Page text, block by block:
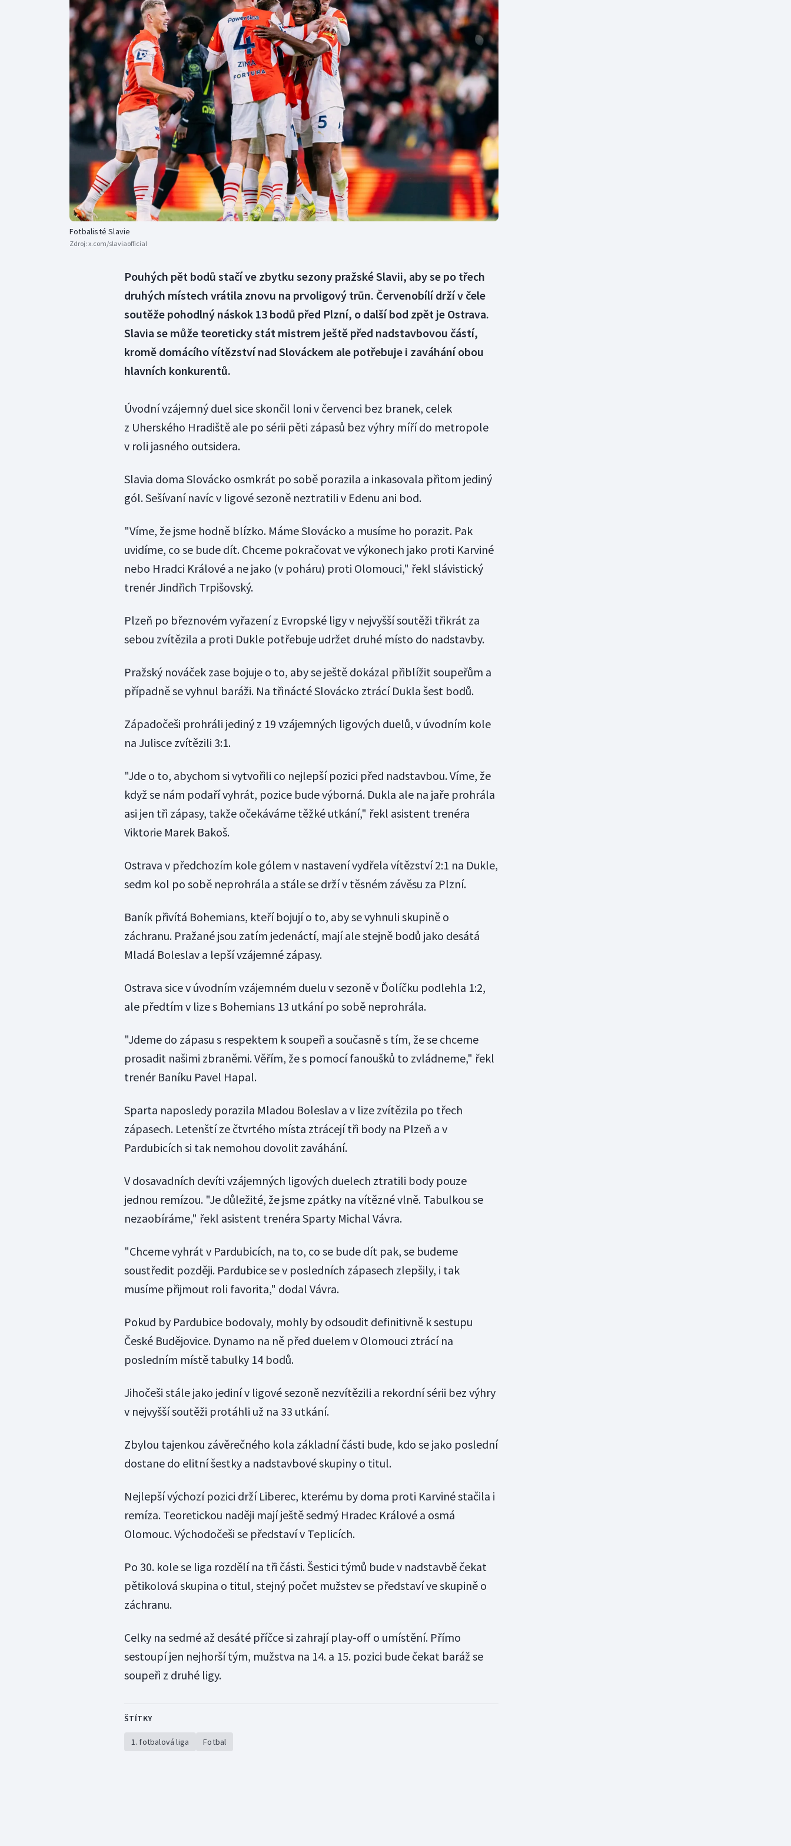
Curling
Dostihy
Florbal
Futsal
Golf
Gymnastika
Moderní pětiboj
Motorsport
Olympijské hry
Parasport
Plavání
Plážový volejbal
Triatlon
Veslování
Vodní slalom
Volejbal
Ostatní
Fotbalisté Slavie
Zdroj: x.com/slaviaofficial
Pouhých pět bodů stačí ve zbytku sezony pražské Slavii, aby se po třech
druhých místech vrátila znovu na prvoligový trůn. Červenobílí drží v čele
soutěže pohodlný náskok 13 bodů před Plzní, o další bod zpět je Ostrava.
Slavia se může teoreticky stát mistrem ještě před nadstavbovou částí,
kromě domácího vítězství nad Slováckem ale potřebuje i zaváhání obou
hlavních konkurentů.
Úvodní vzájemný duel sice skončil loni v červenci bez branek, celek
z Uherského Hradiště ale po sérii pěti zápasů bez výhry míří do metropole
v roli jasného outsidera.
Slavia doma Slovácko osmkrát po sobě porazila a inkasovala přitom jediný
gól. Sešívaní navíc v ligové sezoně neztratili v Edenu ani bod.
"Víme, že jsme hodně blízko. Máme Slovácko a musíme ho porazit. Pak
uvidíme, co se bude dít. Chceme pokračovat ve výkonech jako proti Karviné
nebo Hradci Králové a ne jako (v poháru) proti Olomouci," řekl slávistický
trenér Jindřich Trpišovský.
Plzeň po březnovém vyřazení z Evropské ligy v nejvyšší soutěži třikrát za
sebou zvítězila a proti Dukle potřebuje udržet druhé místo do nadstavby.
Pražský nováček zase bojuje o to, aby se ještě dokázal přiblížit soupeřům a
případně se vyhnul baráži. Na třinácté Slovácko ztrácí Dukla šest bodů.
Západočeši prohráli jediný z 19 vzájemných ligových duelů, v úvodním kole
na Julisce zvítězili 3:1.
"Jde o to, abychom si vytvořili co nejlepší pozici před nadstavbou. Víme, že
když se nám podaří vyhrát, pozice bude výborná. Dukla ale na jaře prohrála
asi jen tři zápasy, takže očekáváme těžké utkání," řekl asistent trenéra
Viktorie Marek Bakoš.
Ostrava v předchozím kole gólem v nastavení vydřela vítězství 2:1 na Dukle,
sedm kol po sobě neprohrála a stále se drží v těsném závěsu za Plzní.
Baník přivítá Bohemians, kteří bojují o to, aby se vyhnuli skupině o
záchranu. Pražané jsou zatím jedenáctí, mají ale stejně bodů jako desátá
Mladá Boleslav a lepší vzájemné zápasy.
Ostrava sice v úvodním vzájemném duelu v sezoně v Ďolíčku podlehla 1:2,
ale předtím v lize s Bohemians 13 utkání po sobě neprohrála.
"Jdeme do zápasu s respektem k soupeři a současně s tím, že se chceme
prosadit našimi zbraněmi. Věřím, že s pomocí fanoušků to zvládneme," řekl
trenér Baníku Pavel Hapal.
Sparta naposledy porazila Mladou Boleslav a v lize zvítězila po třech
zápasech. Letenští ze čtvrtého místa ztrácejí tři body na Plzeň a v
Pardubicích si tak nemohou dovolit zaváhání.
V dosavadních devíti vzájemných ligových duelech ztratili body pouze
jednou remízou. "Je důležité, že jsme zpátky na vítězné vlně. Tabulkou se
nezaobíráme," řekl asistent trenéra Sparty Michal Vávra.
"Chceme vyhrát v Pardubicích, na to, co se bude dít pak, se budeme
soustředit později. Pardubice se v posledních zápasech zlepšily, i tak
musíme přijmout roli favorita," dodal Vávra.
Pokud by Pardubice bodovaly, mohly by odsoudit definitivně k sestupu
České Budějovice. Dynamo na ně před duelem v Olomouci ztrácí na
posledním místě tabulky 14 bodů.
Jihočeši stále jako jediní v ligové sezoně nezvítězili a rekordní sérii bez výhry
v nejvyšší soutěži protáhli už na 33 utkání.
Zbylou tajenkou závěrečného kola základní části bude, kdo se jako poslední
dostane do elitní šestky a nadstavbové skupiny o titul.
Nejlepší výchozí pozici drží Liberec, kterému by doma proti Karviné stačila i
remíza. Teoretickou naději mají ještě sedmý Hradec Králové a osmá
Olomouc. Východočeši se představí v Teplicích.
Po 30. kole se liga rozdělí na tři části. Šestici týmů bude v nadstavbě čekat
pětikolová skupina o titul, stejný počet mužstev se představí ve skupině o
záchranu.
Celky na sedmé až desáté příčce si zahrají play-off o umístění. Přímo
sestoupí jen nejhorší tým, mužstva na 14. a 15. pozici bude čekat baráž se
soupeři z druhé ligy.
ŠTÍTKY
1. fotbalová liga Fotbal